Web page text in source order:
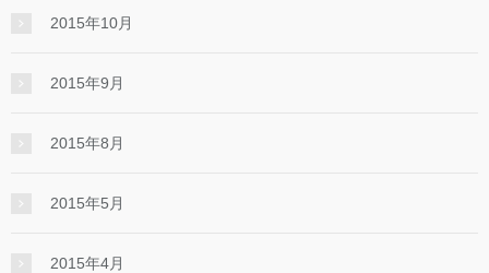
2015年10月
2015年9月
2015年8月
2015年5月
2015年4月